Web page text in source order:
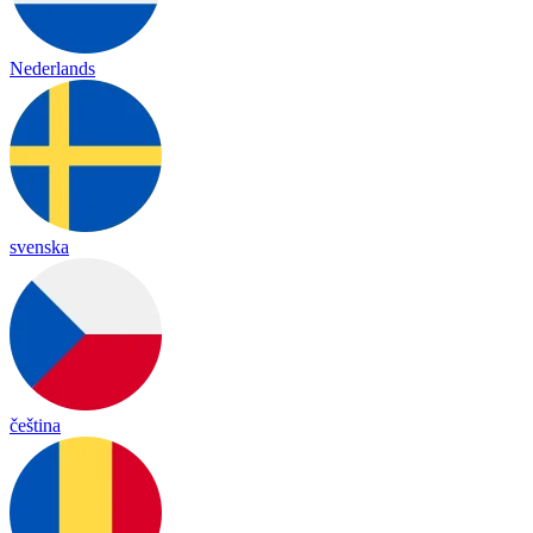
Nederlands
svenska
čeština